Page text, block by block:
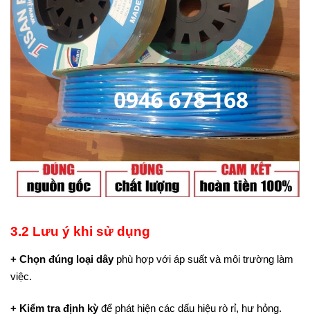
3.2 Lưu ý khi sử dụng
+ Chọn đúng loại dâyphù hợp với áp suất và môi trường làm
việc.
+ Kiểm tra định kỳđể phát hiện các dấu hiệu rò rỉ, hư hỏng.